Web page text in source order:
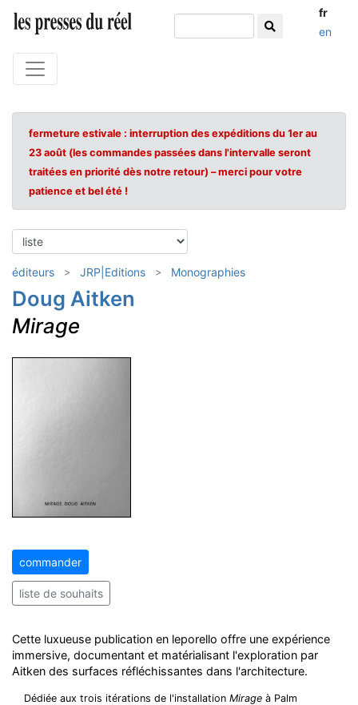
fr
en
fermeture estivale : interruption des expéditions du 1er au
23 août (les commandes passées dans l'intervalle seront
traitées en priorité dès notre retour) – merci pour votre
patience et bel été !
éditeurs JRP|Editions Monographies
Doug Aitken
Mirage
commander
liste de souhaits
Cette luxueuse publication en leporello offre une expérience
immersive, documentant et matérialisant l'exploration par
Aitken des surfaces réfléchissantes dans l'architecture.
Dédiée aux trois itérations de l'installation Mirage à Palm